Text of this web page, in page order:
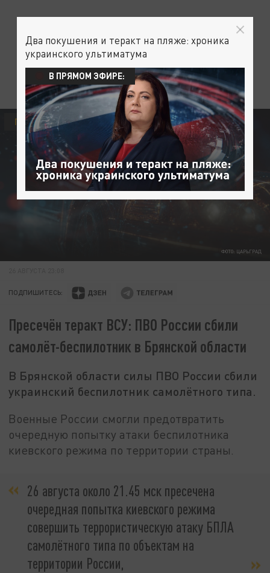
ФОТО: ЦАРЬГРАД
ПРОИСШЕСТВИЯ
ПОДПИШИТЕСЬ:
Пресечён теракт ВСУ: ПВО России сбили
самолёт-беспилотник в Брянской области
В Брянской области силы ПВО России сбили
украинский беспилотник самолётного типа.
Военные России смогли предотвратить
очередную попытку атаки беспилотника
киевского режима по территории страны.
26 августа около 21.45 мск пресечена
очередная попытка киевского режима
совершить террористическую атаку БПЛА
самолётного типа по объектам на
территории России,
Два покушения и теракт на пляже: хроника
украинского ультиматума
В ПРЯМОМ ЭФИРЕ: